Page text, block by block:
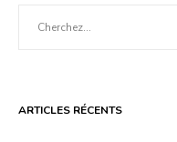
ARTICLES RÉCENTS